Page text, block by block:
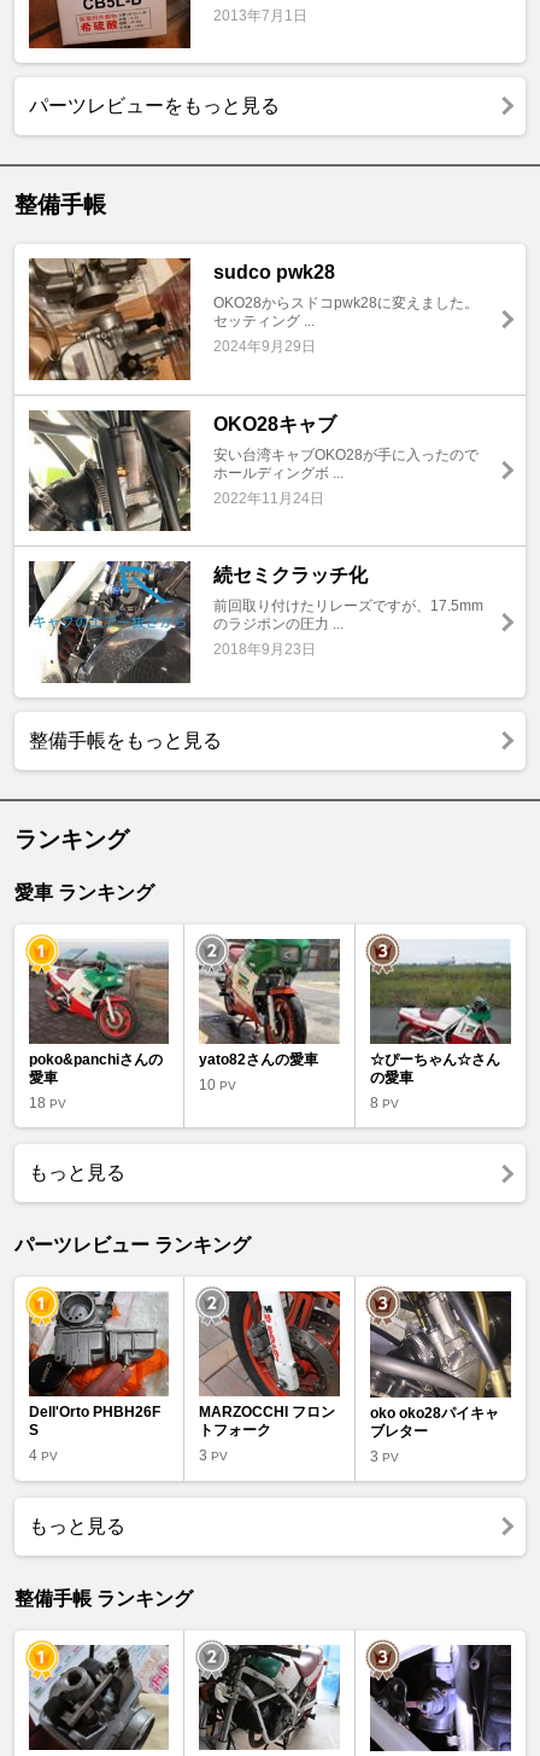
2013年7月1日
パーツレビューをもっと見る
整備手帳
sudco pwk28
OKO28からスドコpwk28に変えました。
セッティング ...
2024年9月29日
OKO28キャブ
安い台湾キャブOKO28が手に入ったので
ホールディングボ ...
2022年11月24日
続セミクラッチ化
前回取り付けたリレーズですが、17.5mm
のラジポンの圧力 ...
2018年9月23日
整備手帳をもっと見る
ランキング
愛車 ランキング
poko&panchiさんの
愛車
18 PV
yato82さんの愛車
10PV
☆ぴーちゃん☆さん
の愛車
8 PV
もっと見る
パーツレビュー ランキング
Dell'Orto PHBH26F
S
4 PV
MARZOCCHI フロン
トフォーク
3PV
oko oko28パイキャ
ブレター
3 PV
もっと見る
整備手帳 ランキング